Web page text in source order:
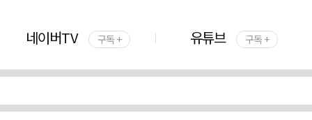
네이버TV 구독 + 유튜브 구독 +